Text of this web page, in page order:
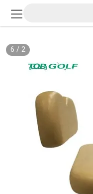
2
/
6